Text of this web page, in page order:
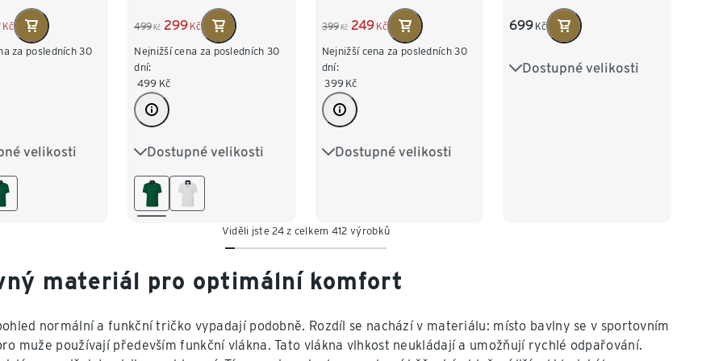
Kč
za posledních 30
velikosti
M 48/50
499 Kč 299 Kč
Nejnižší cena za posledních 30
dní:
499 Kč
Dostupné velikosti
S 44/46 M 48/50
L 52/54
399 Kč 249 Kč
Nejnižší cena za posledních 30
dní:
399 Kč
Dostupné velikosti
M 48/50 L 52/54
699 Kč
Dostupné velikosti
S 44/46 M 48/50
Viděli jste 24 z celkem 412 výrobků
materiál pro optimální komfort
normální a funkční tričko vypadají podobně. Rozdíl se nachází v materiálu: místo bavlny se v sportovním
muže používají především funkční vlákna. Tato vlákna vlhkost neukládají a umožňují rychlé odpařování.